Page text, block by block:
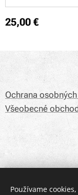
25,00 €
Ochrana
Všeobecné
Používame